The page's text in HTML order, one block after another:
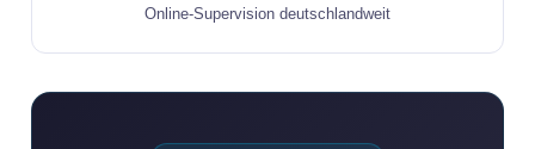
Online-Supervision deutschlandweit